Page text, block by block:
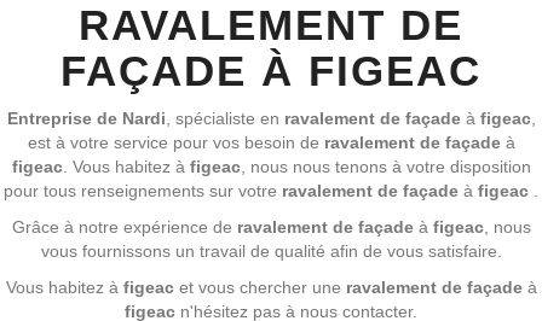
RAVALEMENT DE
FAÇADE À FIGEAC
Entreprise de Nardi , spécialiste en ravalement de façade à figeac,
est à votre service pour vos besoin de ravalement de façade à
figeac. Vous habitez à figeac, nous nous tenons à votre disposition
pour tous renseignements sur votre ravalement de façade à figeac
Grâce à notre expérience de ravalement de façadeà figeac, nous
vous fournissons un travail de qualité afin de vous satisfaire.
Vous habitez à figeacet vous chercher une ravalement de façade à
figeac n'hésitez pas à nous contacter.